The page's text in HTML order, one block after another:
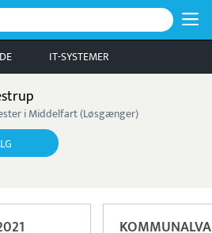
IT-SYSTEMER
i Middelfart (Løsgænger)